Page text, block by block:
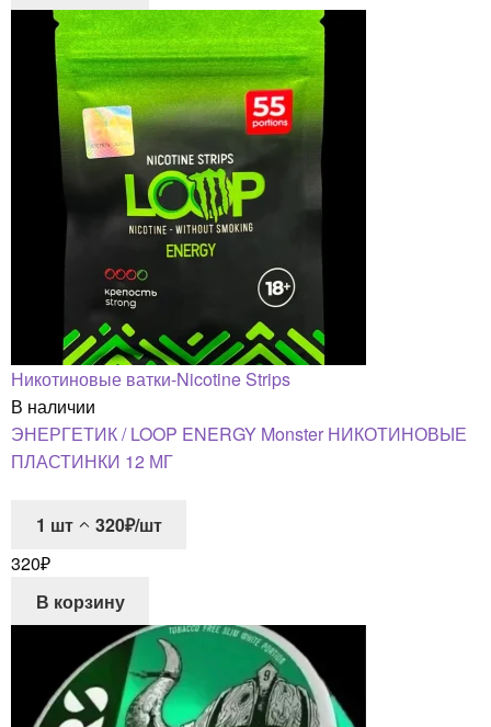
Никотиновые ватки-Nicotine Strips
В наличии
ЭНЕРГЕТИК / LOOP ENERGY Monster НИКОТИНОВЫЕ
ПЛАСТИНКИ 12 МГ
1 шт
320₽/шт
320₽
В корзину